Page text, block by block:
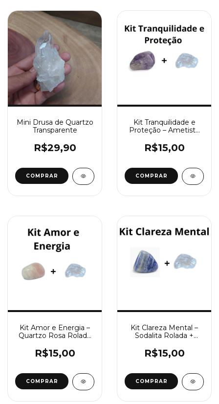
Mini Drusa de Quartzo
Transparente
R$29,90
COMPRAR
Kit Tranquilidade e
Proteção – Ametista
R$15,00
Kit Amor e Energia –
Quartzo Rosa Rolado
R$15,00
Kit Clareza Mental –
Sodalita Rolada +
R$15,00